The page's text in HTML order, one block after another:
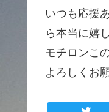
いつも応援
ら本当に嬉
モチロンこ
よろしくお